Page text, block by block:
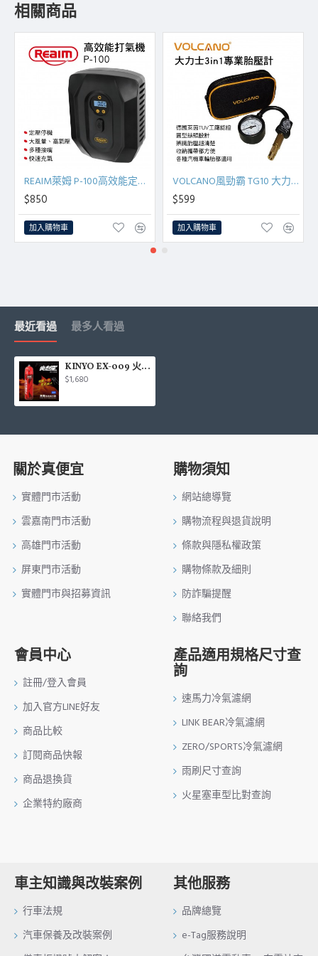
相關商品
REAIM萊姆 P-100高效能定壓停機打氣機
$850
加入購物車
VOLCANO風勁霸 TG10 大力士3in1專業胎壓計
$599
加入購物車
最近看過 最多人看過
KINYO EX-009 火剋星泡沫滅火器-車用
$1,680
關於真便宜
實體門市活動
雲嘉南門市活動
高雄門市活動
屏東門市活動
實體門市與招募資訊
購物須知
網站總導覽
購物流程與退貨說明
條款與隱私權政策
購物條款及細則
防詐騙提醒
聯絡我們
會員中心
註冊/登入會員
加入官方LINE好友
商品比較
訂閱商品快報
商品退換貨
企業特約廠商
產品適用規格尺寸查
詢
速馬力冷氣濾網
LINK BEAR冷氣濾網
ZERO/SPORTS冷氣濾網
雨刷尺寸查詢
火星塞車型比對查詢
車主知識與改裝案例
行車法規
汽車保養及改裝案例
其他服務
品牌總覽
e-Tag服務說明